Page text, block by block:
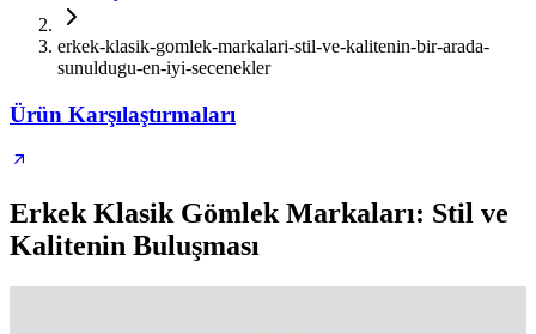
erkek-klasik-gomlek-markalari-stil-ve-kalitenin-bir-arada-
sunuldugu-en-iyi-secenekler
Ürün Karşılaştırmaları
Erkek Klasik Gömlek Markaları: Stil ve
Kalitenin Buluşması